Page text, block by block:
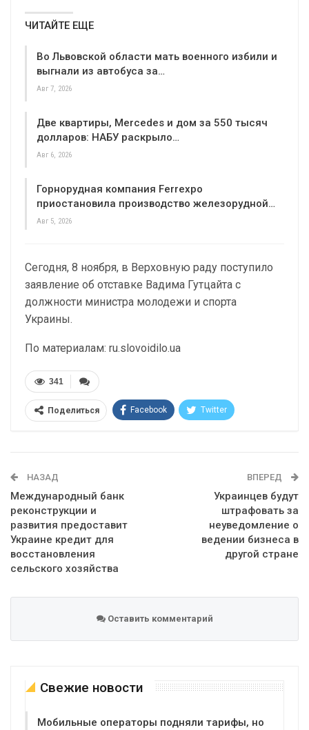
ЧИТАЙТЕ ЕЩЕ
Во Львовской области мать военного избили и
выгнали из автобуса за…
Авг 7, 2026
Две квартиры, Mercedes и дом за 550 тысяч
долларов: НАБУ раскрыло…
Авг 6, 2026
Горнорудная компания Ferrexpo
приостановила производство железорудной…
Авг 5, 2026
Сегодня, 8 ноября, в Верховную раду поступило
заявление об отставке Вадима Гутцайта с
должности министра молодежи и спорта
Украины.
По материалам: ru.slovoidilo.ua
341
Поделиться Facebook Twitter
НАЗАД
Международный банк
реконструкции и
развития предоставит
Украине кредит для
восстановления
сельского хозяйства
ВПЕРЕД
Украинцев будут
штрафовать за
неуведомление о
ведении бизнеса в
другой стране
Оставить комментарий
Свежие новости
Мобильные операторы подняли тарифы, но